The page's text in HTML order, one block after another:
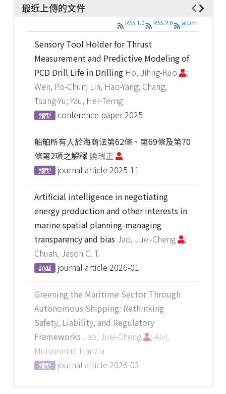
最近上傳的文件
RSS 1.0 RSS 2.0 atom
Sensory Tool Holder for Thrust
Measurement and Predictive Modeling of
PCD Drill Life in Drilling Ho, Jihng-Kuo
;
Wen, Po-Chun; Lin, Hao-Yang; Chang,
Tsung-Yu; Yau, Her-Terng
類型 conference paper2025
船舶所有人於海商法第62條、第69條及第70
條第2項之解釋饒瑞正
類型 journal article 2025-11
Artificial intelligence in negotiating
energy production and other interests in
marine spatial planning-managing
transparency and bias Jao, Juei-Cheng
;
Chuah, Jason C. T.
類型 journal article 2026-01
Greening the Maritime Sector Through
Autonomous Shipping: Rethinking
Safety, Liability, and Regulatory
Frameworks Jao, Juei-Cheng
; Alvi,
Muhammad Hanzla
類型 journal article 2026-03